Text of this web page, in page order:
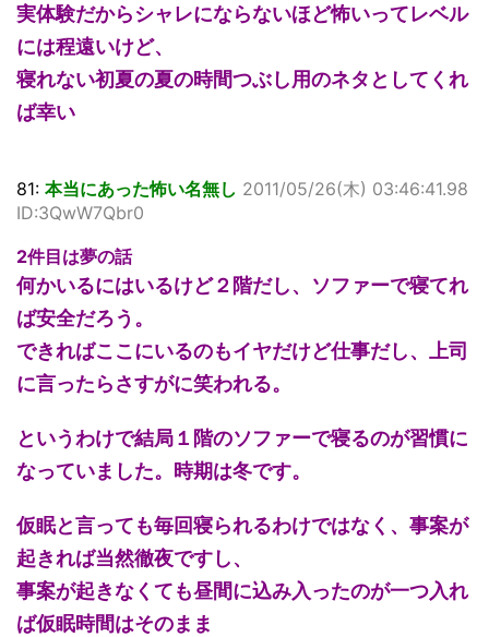
実体験だからシャレにならないほど怖いってレベル
には程遠いけど、
寝れない初夏の夏の時間つぶし用のネタとしてくれ
ば幸い
81: 本当にあった怖い名無し 2011/05/26(木) 03:46:41.98
ID:3QwW7Qbr0
2件目は夢の話
何かいるにはいるけど２階だし、ソファーで寝てれ
ば安全だろう。
できればここにいるのもイヤだけど仕事だし、上司
に言ったらさすがに笑われる。
というわけで結局１階のソファーで寝るのが習慣に
なっていました。時期は冬です。
仮眠と言っても毎回寝られるわけではなく、事案が
起きれば当然徹夜ですし、
事案が起きなくても昼間に込み入ったのが一つ入れ
ば仮眠時間はそのまま